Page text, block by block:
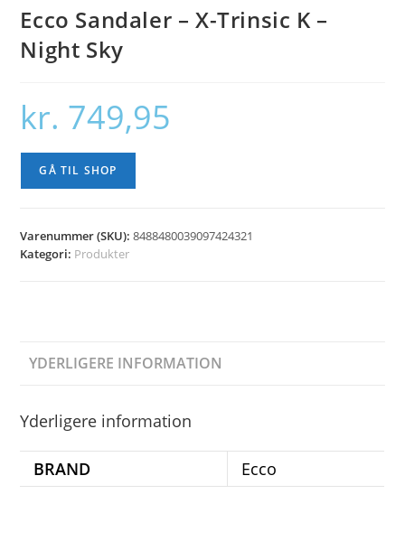
Ecco Sandaler – X-Trinsic K –
Night Sky
kr. 749,95
GÅ TIL SHOP
Varenummer (SKU):8488480039097424321
Kategori: Produkter
YDERLIGERE INFORMATION
Yderligere information
BRAND Ecco